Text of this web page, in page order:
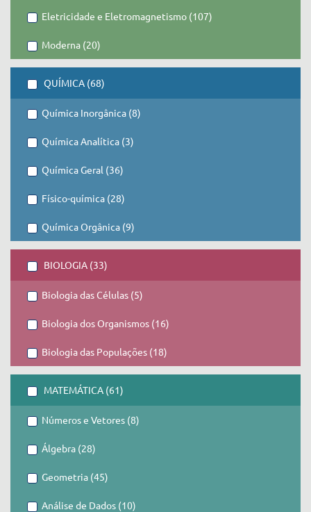
Eletricidade e Eletromagnetismo (107)
Moderna (20)
QUÍMICA (68)
Química Inorgânica (8)
Química Analítica (3)
Química Geral (36)
Físico-química (28)
Química Orgânica (9)
BIOLOGIA (33)
Biologia das Células (5)
Biologia dos Organismos (16)
Biologia das Populações (18)
MATEMÁTICA (61)
Números e Vetores (8)
Álgebra (28)
Geometria (45)
Análise de Dados (10)